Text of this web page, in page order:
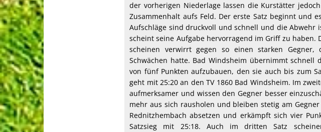
der vorherigen Niederlage lassen die Kurstätter
Zusammenhalt aufs Feld. Der erste Satz beginnt und
Aufschläge sind druckvoll und schnell und die Abwehr
scheint seine Aufgabe hervorragend im Griff zu
scheinen verwirrt gegen so einen starken
Schwächen hatte. Bad Windsheim übernimmt schnell
von fünf Punkten aufzubauen, den sie auch bis zum
geht mit 25:20 an den TV 1860 Bad Windsheim. Im
aufmerksamer und wissen den Gegner besser
mehr aus sich rausholen und bleiben stetig am
Rednitzhembach absetzen und erkämpft sich vier
Satzsieg mit 25:18. Auch im dritten Satz